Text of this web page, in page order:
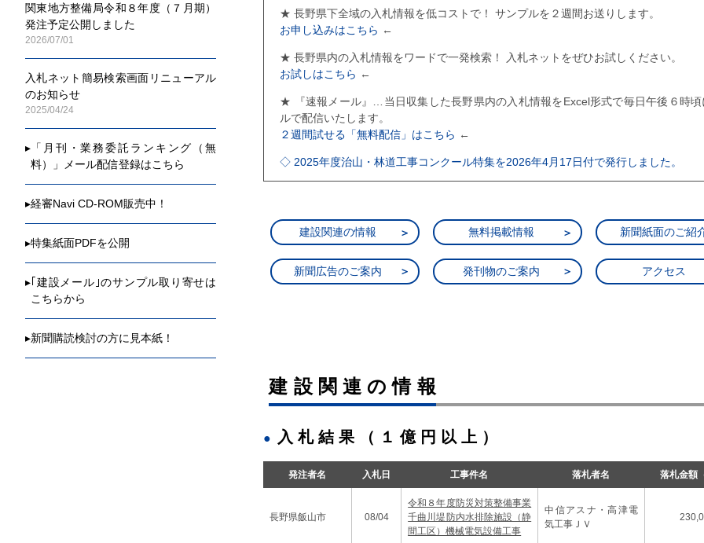
関東地方整備局令和８年度（７月期）
発注予定公開しました
2026/07/01
入札ネット簡易検索画面リニューアル
のお知らせ
2025/04/24
▸ 「月刊・業務委託ランキング（無
料）」メール配信登録はこちら
▸経審Navi CD-ROM販売中！
▸特集紙面PDFを公開
▸ ｢建設メール｣のサンプル取り寄せは
こちらから
▸新聞購読検討の方に見本紙！
★ 長野県下全域の入札情報を低コストで！ サンプルを２週間お送りします。
お申し込みはこちら ←
★ 長野県内の入札情報をワードで一発検索！ 入札ネットをぜひお試しください。
お試しはこちら ←
★ 『速報メール』…当日収集した長野県内の入札情報をExcel形式で毎日午後６時頃
ルで配信いたします。
２週間試せる「無料配信」はこちら ←
◇ 2025年度治山・林道工事コンクール特集を2026年4月17日付で発行しました。
◇ 2025年度大町市優良建設工事表彰特集を2025年12月10日付で発行しました。
◇ 2025年度飯田市優良建設工事表彰特集を2025年12月5日付で発行しました。
◇ 2025年度木曽町優良建設工事表彰特集を2025年11月26日付で発行しました。
◇ 2025年度国土交通省優良工事・業務等表彰特集を2025年9月26日付で発行しました
◇ 2025年度中野市優良建設工事表彰特集を2025年9月17日付で発行しました。
◇ 2025年度安曇野市優良建設工事表彰特集を2025年9月3日付で発行しました。
建設関連の情報 無料掲載情報 新聞紙面のご紹
新聞広告のご案内 発刊物のご案内 アクセス
建設関連の情報
入札結果（１億円以上）
発注者名 入札日 工事件名 落札者名 落札金額
長野県飯山市 08/04
令和８年度防災対策整備事業
千曲川堤防内水排除施設（静
間工区）機械電気設備工事
中信アスナ・高津電
気工事ＪＶ